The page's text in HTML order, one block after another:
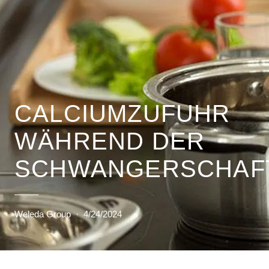
CALCIUMZUFUHR
WÄHREND DER
Weleda Group · 4/24/2024